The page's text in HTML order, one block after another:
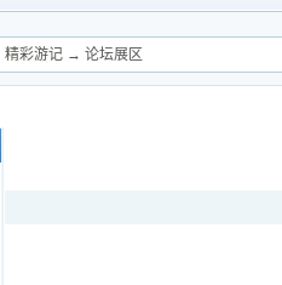
精彩游记→ 论坛展区